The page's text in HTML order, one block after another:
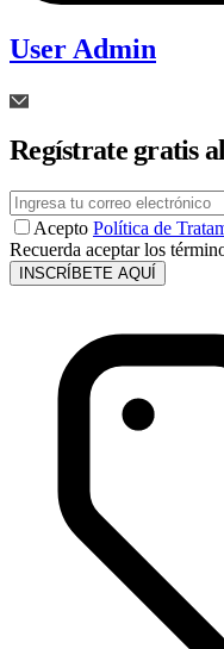
User Admin
Regístrate gratis
Acepto Política de
Recuerda aceptar los
INSCRÍBETE AQUÍ